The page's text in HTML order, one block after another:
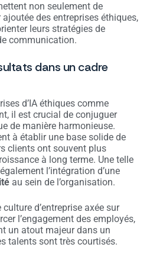
non seulement de
des entreprises éthiques,
leurs stratégies de
communication.
dans un cadre
d’IA éthiques comme
il est crucial de conjuguer
de manière harmonieuse.
à établir une base solide de
clients ont souvent plus
à long terme. Une telle
l’intégration d’une
au sein de l’organisation.
culture d’entreprise axée sur
l’engagement des employés,
un atout majeur dans un
talents sont très courtisés.